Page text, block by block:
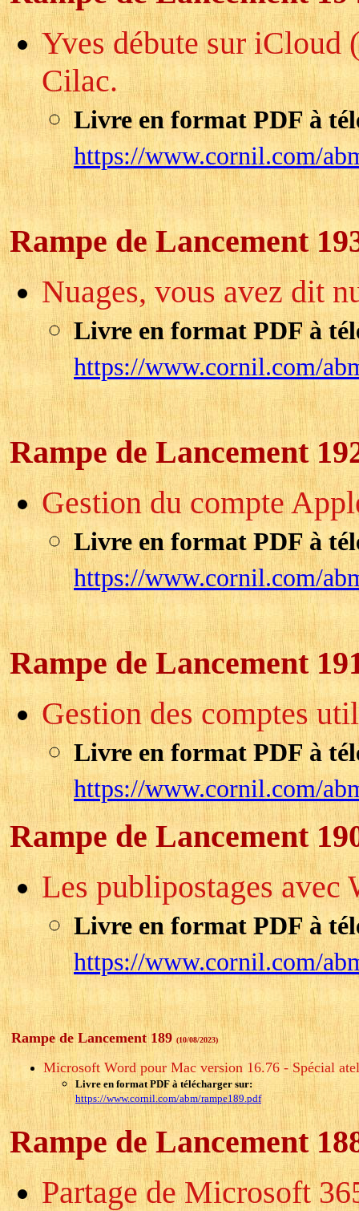
Yves débute sur iCloud
Cilac.
Livre en format PDF à
https://www.cornil.com/
Rampe de Lancement
Nuages, vous avez dit
Livre en format PDF à
https://www.cornil.com/
Rampe de Lancement
Gestion du compte
Livre en format PDF à
https://www.cornil.com/
Rampe de Lancement
Gestion des comptes
Livre en format PDF à
https://www.cornil.com/
Rampe de Lancement
Les publipostages avec
Livre en format PDF à
https://www.cornil.com/
Rampe de Lancement 189 (10/08/2023)
Microsoft Word pour Mac version 16.76 - Spécial
Livre en format PDF à télécharger sur:
https://www.cornil.com/abm/rampe189.pdf
Rampe de Lancement
Partage de Microsoft